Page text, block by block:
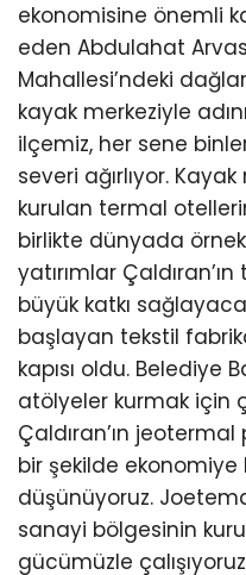
ekonomisine önemli
eden Abdulahat
Mahallesi’ndeki
kayak merkeziyle
ilçemiz, her sene
severi ağırlıyor.
kurulan termal
birlikte dünyada
yatırımlar
büyük katkı
başlayan tekstil
kapısı oldu. Belediye
atölyeler kurmak için
Çaldıran’ın
bir şekilde ekonomiye
düşünüyoruz.
sanayi bölgesinin
gücümüzle